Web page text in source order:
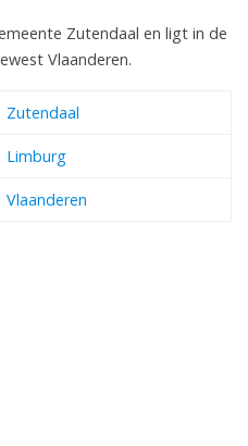
Zutendaal en ligt in de
Vlaanderen.
Zutendaal
Limburg
Vlaanderen